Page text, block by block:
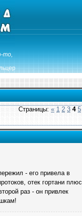
то,
Страницы: « 1 2 3 4 5
- его привела в
отек гортани плюс
раз - он привлек